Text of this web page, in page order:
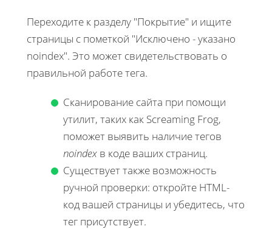
Переходите к разделу "Покрытие" и ищите
страницы с пометкой "Исключено - указано
noindex". Это может свидетельствовать о
правильной работе тега.
Сканирование сайта при помощи
утилит, таких как Screaming Frog,
поможет выявить наличие тегов
noindex в коде ваших страниц.
Существует также возможность
ручной проверки: откройте HTML-
код вашей страницы и убедитесь, что
тег присутствует.